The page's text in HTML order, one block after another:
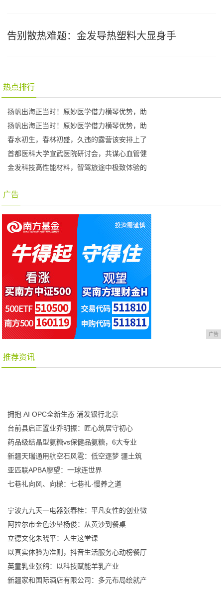
告别散热难题：金发导热塑料大显身手
热点排行
扬帆出海正当时！原妙医学借力横琴优势，助
扬帆出海正当时！原妙医学借力横琴优势，助
春水初生，春林初盛，久违的露营该安排上了
首都医科大学宣武医院研讨会，共谋心血管健
金发科技高性能材料，智驾旅途中极致体验的
广告
广告
推荐资讯
拥抱 AI OPC全新生态 浦发银行北京
台前县启正置业乔明振：匠心筑居守初心
药品级结晶型氨糖vs保健品氨糖，6大专业
新疆天瑞通用航空石风雹：低空逐梦 疆土筑
亚匹联APBA廖望：一球连世界
七巷礼向风、向檬：七巷礼·慢养之道
宁波九九天一电器张春桂：平凡女性的创业微
阿拉尔市金色沙垦杨俊：从黄沙到餐桌
立德文化朱晓平：人生这堂课
以真实体验为准则，抖音生活服务心动榜餐厅
英童乳业张鸽：以科技赋能羊乳产业
新疆家和国际酒店有限公司：多元布局绘就产